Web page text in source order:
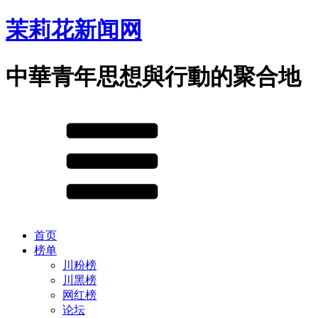
茉莉花新闻网
中華青年思想與行動的聚合地
首页
榜单
川粉榜
川黑榜
网红榜
论坛